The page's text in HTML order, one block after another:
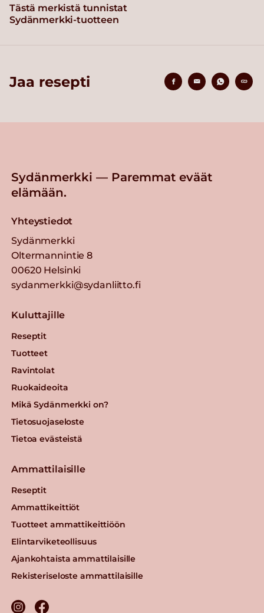
Tästä merkistä tunnistat
Sydänmerkki-tuotteen
Jaa resepti
Sydänmerkki — Paremmat eväät
elämään.
Yhteystiedot
Sydänmerkki
Oltermannintie 8
00620 Helsinki
sydanmerkki@sydanliitto.fi
Kuluttajille
Reseptit
Tuotteet
Ravintolat
Ruokaideoita
Mikä Sydänmerkki on?
Tietosuojaseloste
Tietoa evästeistä
Ammattilaisille
Reseptit
Ammattikeittiöt
Tuotteet ammattikeittiöön
Elintarviketeollisuus
Ajankohtaista ammattilaisille
Rekisteriseloste ammattilaisille